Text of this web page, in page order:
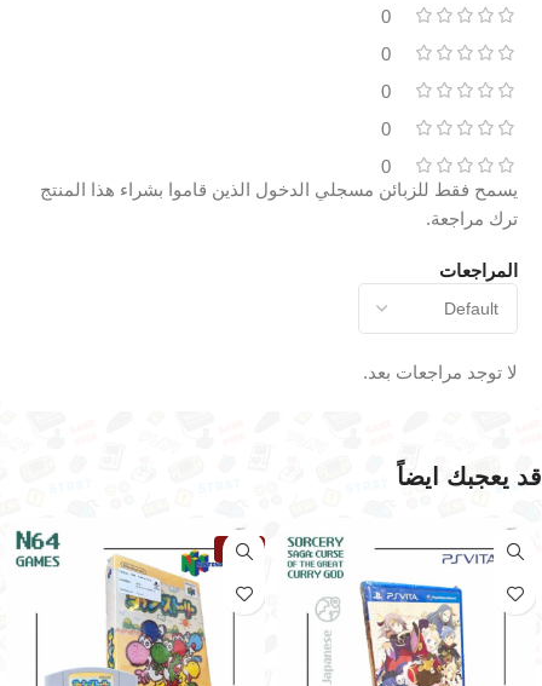
0
0
0
0
0
المراجعات
لا توجد مراجعات بعد.
يسمح فقط للزبائن مسجلي الدخول الذين قاموا بشراء هذا المنتج
ترك مراجعة.
قد يعجبك ايضاً
نفذت